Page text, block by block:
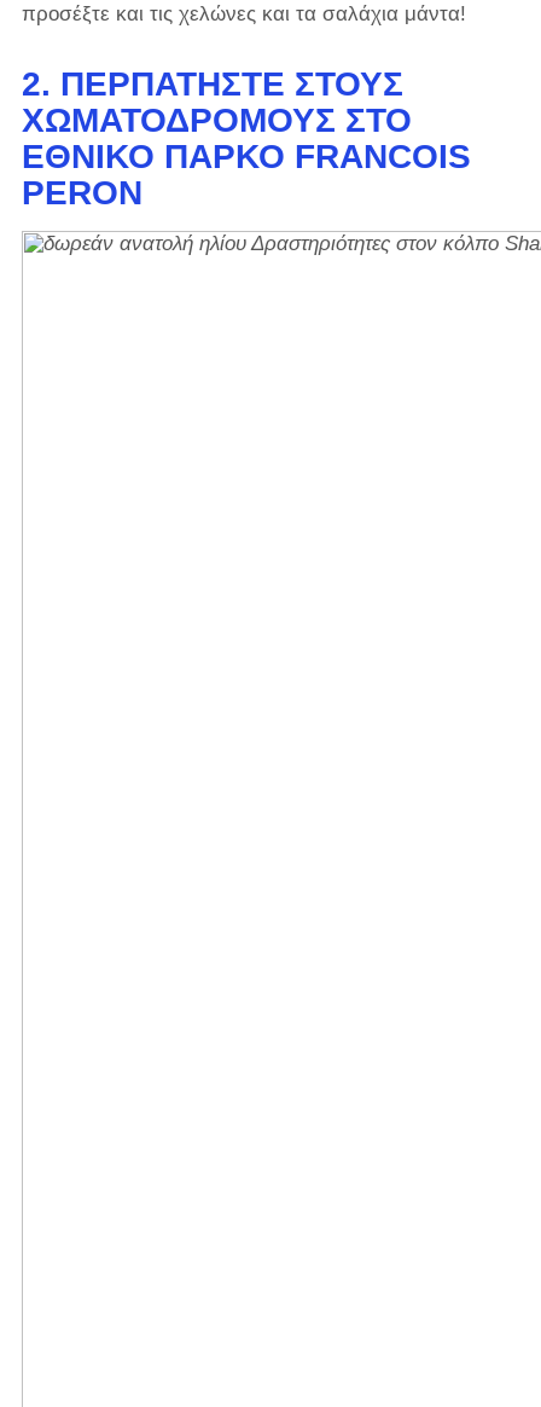
προσέξτε και τις χελώνες και τα σαλάχια μάντα!
2. ΠΕΡΠΑΤΉΣΤΕ ΣΤΟΥΣ
ΧΩΜΑΤΌΔΡΟΜΟΥΣ ΣΤΟ
ΕΘΝΙΚΌ ΠΆΡΚΟ FRANCOIS
PERON